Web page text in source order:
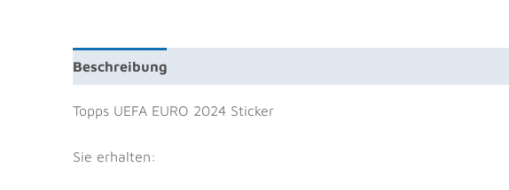
Beschreibung
Topps UEFA EURO 2024 Sticker
Sie erhalten: